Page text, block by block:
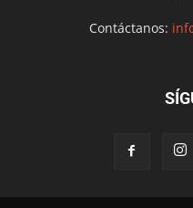
Contáctanos: